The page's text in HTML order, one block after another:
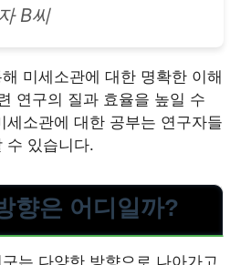
B씨
미세소관에 대한 명확한 이해
연구의 질과 효율을 높일 수
세소관에 대한 공부는 연구자들
수 있습니다.
향은 어디일까?
는 다양한 방향으로 나아가고